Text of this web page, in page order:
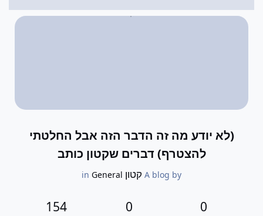
(לא יודע מה זה הדבר הזה אבל החלטתי
להצטרף) דברים שקטון כותב
A blog by קטון General
0
0
154